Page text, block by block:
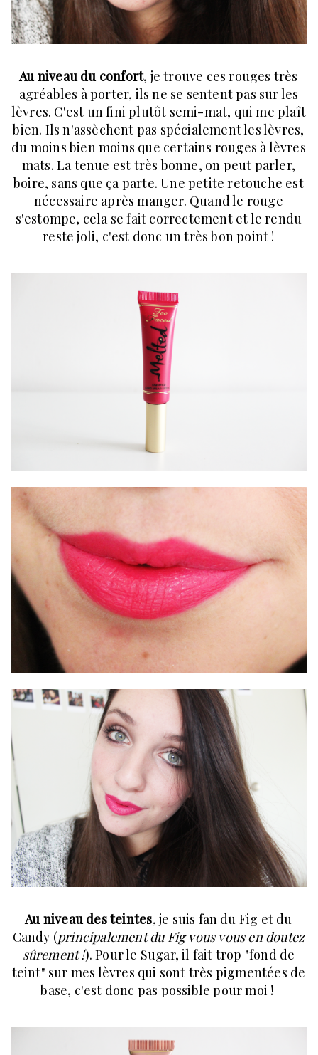
Au niveau du confort, je trouve ces rouges très
agréables à porter, ils ne se sentent pas sur les
lèvres. C'est un fini plutôt semi-mat, qui me plaît
bien. Ils n'assèchent pas spécialement les lèvres,
du moins bien moins que certains rouges à lèvres
mats. La tenue est très bonne, on peut parler,
boire, sans que ça parte. Une petite retouche est
nécessaire après manger. Quand le rouge
s'estompe, cela se fait correctement et le rendu
reste joli, c'est donc un très bon point !
Au niveau des teintes, je suis fan du Fig et du
Candy (principalement du Fig vous vous en doutez
sûrement !). Pour le Sugar, il fait trop "fond de
teint" sur mes lèvres qui sont très pigmentées de
base, c'est donc pas possible pour moi !